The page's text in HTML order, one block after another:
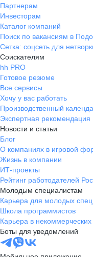
Партнерам
Инвесторам
Каталог компаний
Поиск по вакансиям в
Сетка: соцсеть для
Соискателям
hh PRO
Готовое резюме
Все сервисы
Хочу у вас работать
Производственный
Экспертная рекомендация
Новости и статьи
Блог
О компаниях в игровой
Жизнь в компании
ИТ-проекты
Рейтинг работодателей
Молодым специалистам
Карьера для молодых
Школа программистов
Карьера в некоммерческих
Боты для уведомлений